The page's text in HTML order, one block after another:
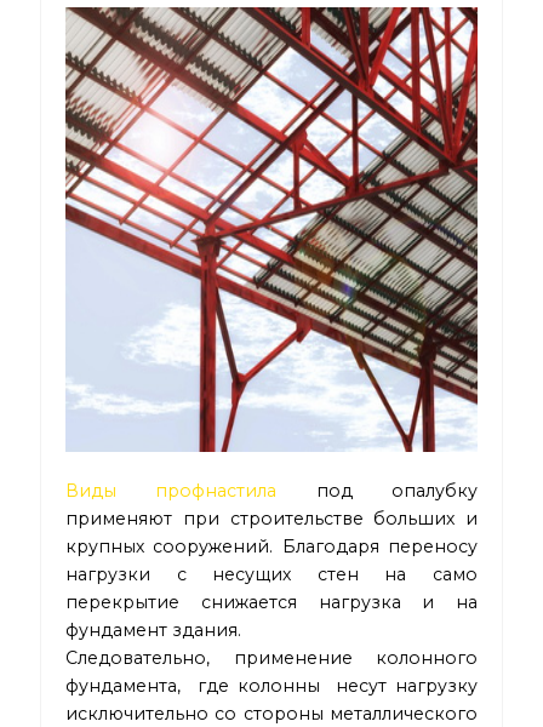
Виды профнастила под опалубку
применяют при строительстве больших и
крупных сооружений. Благодаря переносу
нагрузки с несущих стен на само
перекрытие снижается нагрузка и на
фундамент здания.
Следовательно, применение колонного
фундамента, где колонны несут нагрузку
исключительно со стороны металлического